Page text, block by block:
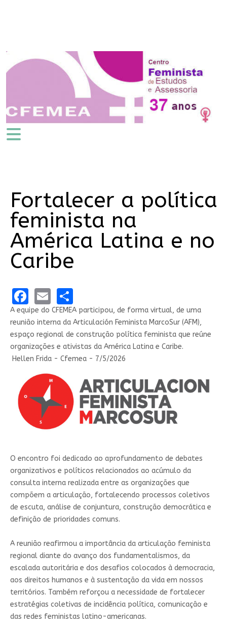
Fortalecer a política
feminista na
América Latina e no
Caribe
Facebook
EmailShare
A equipe do CFEMEA participou, de forma virtual, de uma
reunião interna da Articulación Feminista MarcoSur (AFM),
espaço regional de construção política feminista que reúne
organizações e ativistas da América Latina e Caribe.
Hellen Frida - Cfemea - 7/5/2026
O encontro foi dedicado ao aprofundamento de debates
organizativos e políticos relacionados ao acúmulo da
consulta interna realizada entre as organizações que
compõem a articulação, fortalecendo processos coletivos
de escuta, análise de conjuntura, construção democrática e
definição de prioridades comuns.
A reunião reafirmou a importância da articulação feminista
regional diante do avanço dos fundamentalismos, da
escalada autoritária e dos desafios colocados à democracia,
aos direitos humanos e à sustentação da vida em nossos
territórios. Também reforçou a necessidade de fortalecer
estratégias coletivas de incidência política, comunicação e
das redes feministas latino-americanas.